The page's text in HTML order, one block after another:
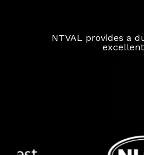
NTVAL provides a